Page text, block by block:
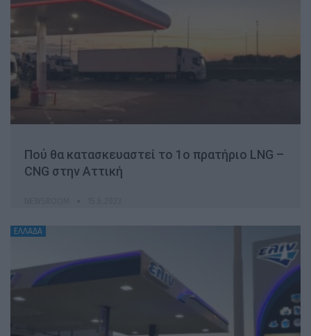
Πού θα κατασκευαστεί το 1ο πρατήριο LNG –
CNG στην Αττική
ΕΛΛΑΔΑ